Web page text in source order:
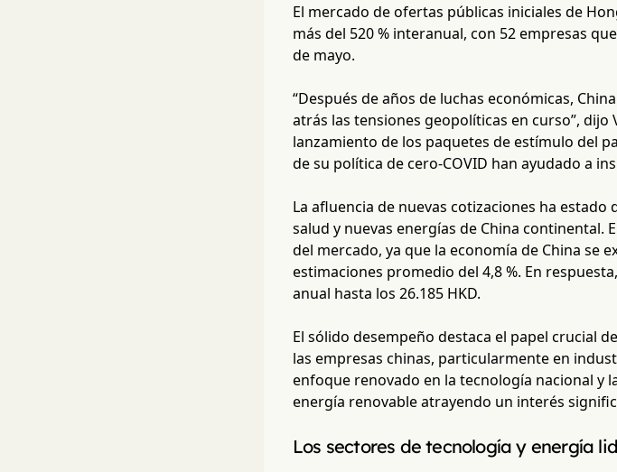
El mercado de ofertas públicas iniciales de
más del 520 % interanual, con 52 empresas
de mayo.
“Después de años de luchas económicas,
atrás las tensiones geopolíticas en curso”, dijo
lanzamiento de los paquetes de estímulo del
de su política de cero-COVID han ayudado a
La afluencia de nuevas cotizaciones ha
salud y nuevas energías de China continental.
del mercado, ya que la economía de China se
estimaciones promedio del 4,8 %. En
anual hasta los 26.185 HKD.
El sólido desempeño destaca el papel crucial
las empresas chinas, particularmente en
enfoque renovado en la tecnología nacional y
energía renovable atrayendo un interés
Los sectores de tecnología y energía